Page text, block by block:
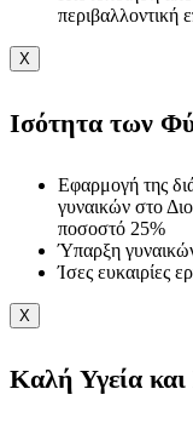
περιβαλλοντική
X
Ισότητα των
Εφαρμογή της
γυναικών στο
ποσοστό 25%
Ύπαρξη γυναικών
Ίσες ευκαιρίες
X
Καλή Υγεία